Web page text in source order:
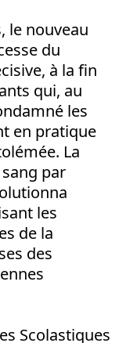
le nouveau
du
à la fin
qui, au
les
en pratique
La
par
les
de la
des
Scolastiques